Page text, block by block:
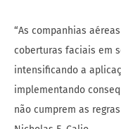
“As companhias
coberturas faciais em
intensificando a
implementando
não cumprem as